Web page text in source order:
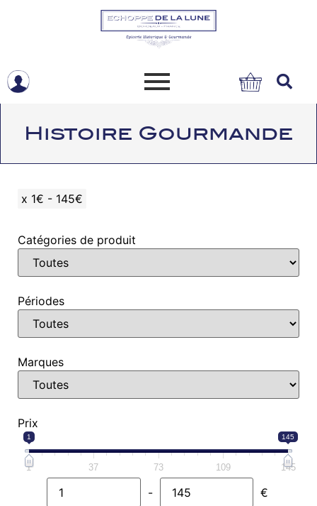
Histoire Gourmande
x 1€ - 145€
Catégories de produit
Périodes
Marques
Prix
1 145
1 37 73 109 145
Minimum Price
- Maximum Price €